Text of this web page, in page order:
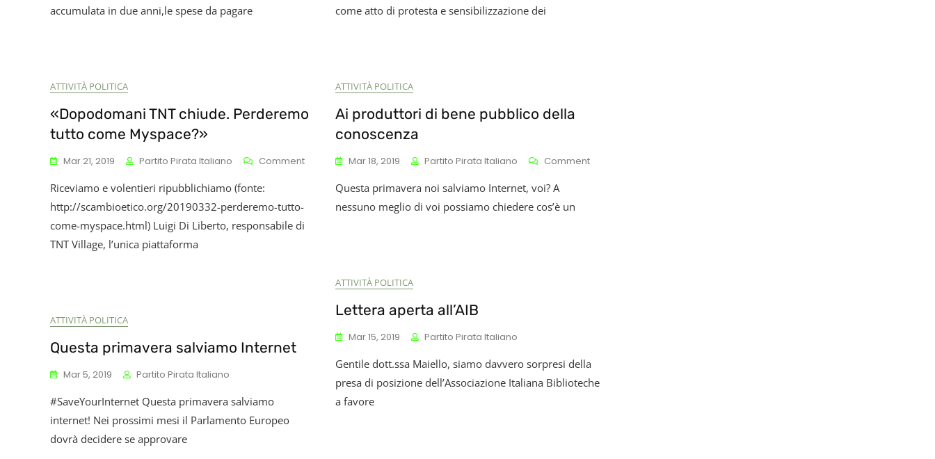
Aggredito
Politica
accumulata in due anni,le spese da pagare
come atto di protesta e sensibilizzazione dei
ATTIVITÀ POLITICA
«Dopodomani TNT chiude. Perderemo
tutto come Myspace?»
Mar 21, 2019 Partito Pirata Italiano CommentOn
Chiude.
Riceviamo e volentieri ripubblichiamo (fonte:
http://scambioetico.org/20190332-perderemo-tutto-
come-myspace.html) Luigi Di Liberto, responsabile di
TNT Village, l’unica piattaforma
ATTIVITÀ POLITICA
Ai produttori di bene pubblico della
conoscenza
Mar 18, 2019 Partito Pirata Italiano CommentOn
Questa primavera noi salviamo Internet, voi? A
nessuno meglio di voi possiamo chiedere cos’è un
ATTIVITÀ POLITICA
Lettera aperta all’AIB
Mar 15, 2019 Partito Pirata Italiano
Gentile dott.ssa Maiello, siamo davvero sorpresi della
presa di posizione dell’Associazione Italiana Biblioteche
a favore
ATTIVITÀ POLITICA
Questa primavera salviamo Internet
Mar 5, 2019 Partito Pirata Italiano
#SaveYourInternet Questa primavera salviamo
internet! Nei prossimi mesi il Parlamento Europeo
dovrà decidere se approvare